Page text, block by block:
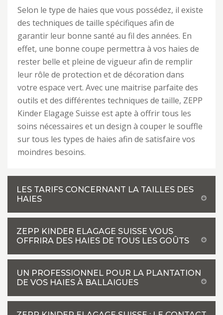
Selon le type de haies que vous possédez, il existe
des techniques de taille spécifiques afin de
garantir leur bonne santé au fil des années. En
effet, une bonne coupe permettra à vos haies de
rester belle et pleine de vigueur afin de remplir
leur rôle de protection et de décoration dans
votre espace vert. Avec une maitrise parfaite des
outils et des différentes techniques de taille, ZEPP
Kinder Elagage Suisse est apte à offrir tous les
soins nécessaires et un design à couper le souffle
sur tous les types de haies afin de satisfaire vos
moindres besoins.
LES TARIFS CONCERNANT LA TAILLES DES
HAIES
ZEPP KINDER ELAGAGE SUISSE VOUS
OFFRIRA DES HAIES DE TOUS LES GOÛTS
UN PROFESSIONNEL POUR LA PLANTATION
DE VOS HAIES À BALLAIGUES